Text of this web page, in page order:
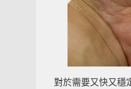
對於需要又快又穩